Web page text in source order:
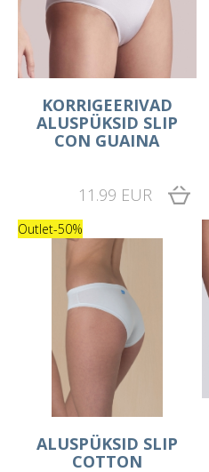
KORRIGEERIVAD
ALUSPÜKSID SLIP
CON GUAINA
11.99 EUR
Outlet-50%
ALUSPÜKSID SLIP
COTTON